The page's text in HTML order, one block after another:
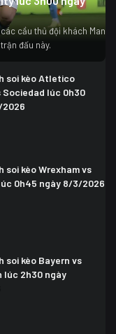
cầu thủ đội khách Man
đấu này.
soi kèo Atletico
Sociedad lúc 0h30
soi kèo Wrexham vs
0h45 ngày 8/3/2026
soi kèo Bayern vs
lúc 2h30 ngày